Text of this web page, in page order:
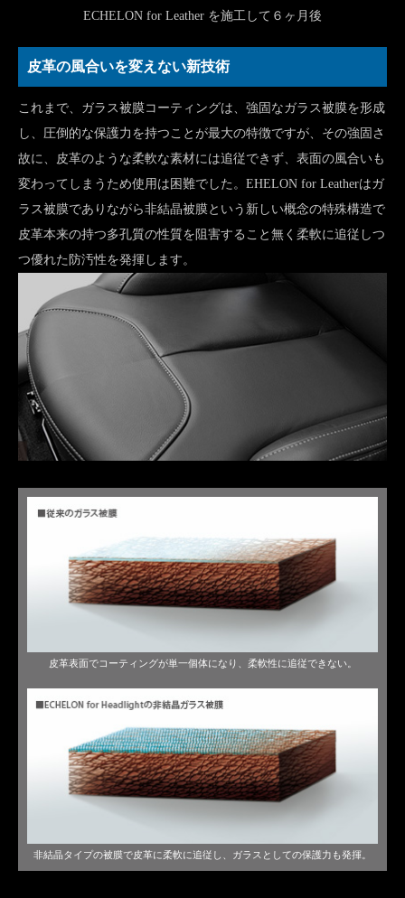
ECHELON for Leather を施工して６ヶ月後
皮革の風合いを変えない新技術
これまで、ガラス被膜コーティングは、強固なガラス被膜を形成
し、圧倒的な保護力を持つことが最大の特徴ですが、その強固さ
故に、皮革のような柔軟な素材には追従できず、表面の風合いも
変わってしまうため使用は困難でした。EHELON for Leatherはガ
ラス被膜でありながら非結晶被膜という新しい概念の特殊構造で
皮革本来の持つ多孔質の性質を阻害すること無く柔軟に追従しつ
つ優れた防汚性を発揮します。
皮革表面でコーティングが単一個体になり、柔軟性に追従できない。
非結晶タイプの被膜で皮革に柔軟に追従し、ガラスとしての保護力も発揮。